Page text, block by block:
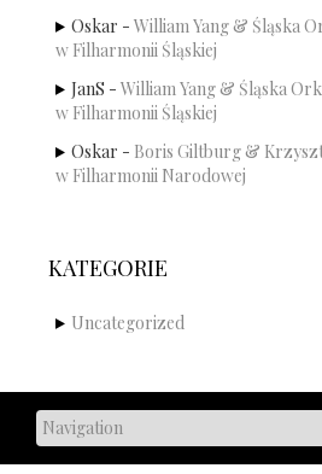
Oskar - William Yang & Śląska
w Filharmonii Śląskiej
JanS - William Yang & Śląska
w Filharmonii Śląskiej
Oskar - Boris Giltburg &
w Filharmonii Narodowej
KATEGORIE
Uncategorized